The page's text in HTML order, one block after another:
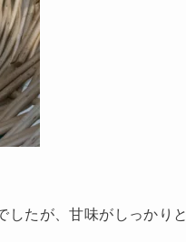
したが、甘味がしっかりと